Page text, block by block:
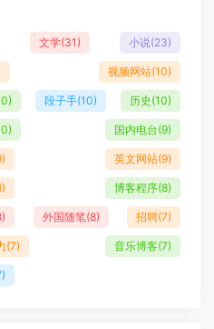
文学(31) 小说(23)
视频网站(10)
段子手(10) 历史 (10)
国内电台(9)
英文网站(9)
博客程序(8)
外国随笔(8) 招聘(7)
(7) 音乐博客(7)